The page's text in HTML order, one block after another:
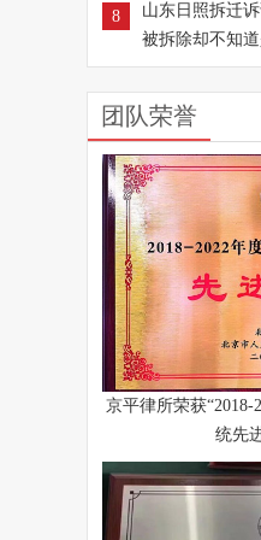
8
山东日照拆迁
被拆除却不知
团队荣誉
京平律所荣获
统先